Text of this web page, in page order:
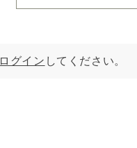
方式。
□内容
ログイン してください。